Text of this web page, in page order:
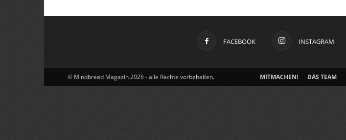
FACEBOOK INSTAGRAM
MITMACHEN! DAS TEAM
© Mindbreed Magazin 2026 - alle Rechte vorbehalten.